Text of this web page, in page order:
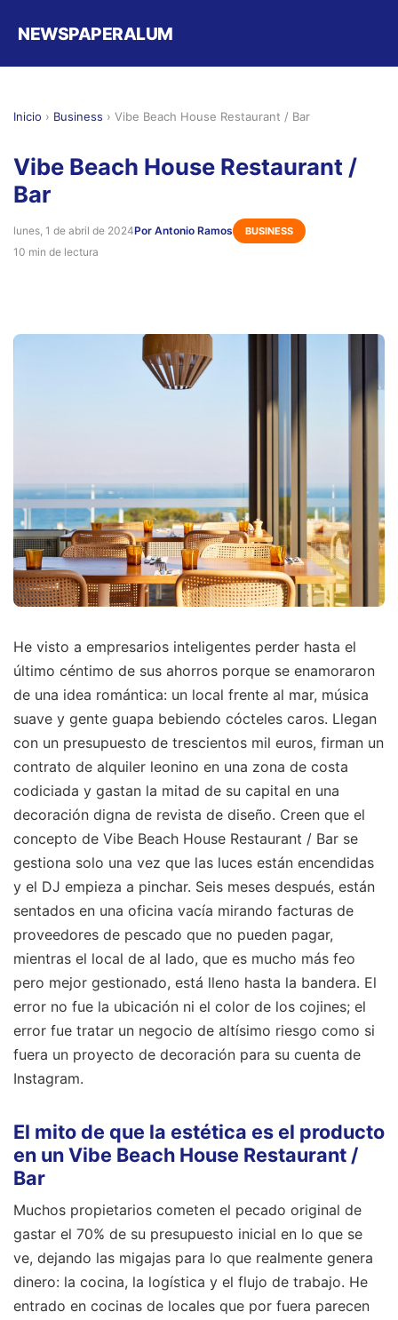
NEWSPAPERALUM
Inicio › Business › Vibe Beach House Restaurant / Bar
Vibe Beach House Restaurant /
Bar
lunes, 1 de abril de 2024Por Antonio Ramos BUSINESS
10 min de lectura
He visto a empresarios inteligentes perder hasta el
último céntimo de sus ahorros porque se enamoraron
de una idea romántica: un local frente al mar, música
suave y gente guapa bebiendo cócteles caros. Llegan
con un presupuesto de trescientos mil euros, firman un
contrato de alquiler leonino en una zona de costa
codiciada y gastan la mitad de su capital en una
decoración digna de revista de diseño. Creen que el
concepto de Vibe Beach House Restaurant / Bar se
gestiona solo una vez que las luces están encendidas
y el DJ empieza a pinchar. Seis meses después, están
sentados en una oficina vacía mirando facturas de
proveedores de pescado que no pueden pagar,
mientras el local de al lado, que es mucho más feo
pero mejor gestionado, está lleno hasta la bandera. El
error no fue la ubicación ni el color de los cojines; el
error fue tratar un negocio de altísimo riesgo como si
fuera un proyecto de decoración para su cuenta de
Instagram.
El mito de que la estética es el producto
en un Vibe Beach House Restaurant /
Bar
Muchos propietarios cometen el pecado original de
gastar el 70% de su presupuesto inicial en lo que se
ve, dejando las migajas para lo que realmente genera
dinero: la cocina, la logística y el flujo de trabajo. He
entrado en cocinas de locales que por fuera parecen